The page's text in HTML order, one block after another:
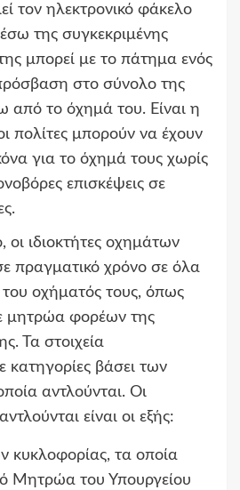
τον ηλεκτρονικό φάκελο
της συγκεκριμένης
μπορεί με το πάτημα ενός
στο σύνολο της
από το όχημά του. Είναι η
πολίτες μπορούν να έχουν
για το όχημά τους χωρίς
επισκέψεις σε
ιδιοκτήτες οχημάτων
πραγματικό χρόνο σε όλα
του οχήματός τους, όπως
μητρώα φορέων της
Τα στοιχεία
κατηγορίες βάσει των
αντλούνται. Οι
είναι οι εξής:
κυκλοφορίας, τα οποία
Μητρώα του Υπουργείου